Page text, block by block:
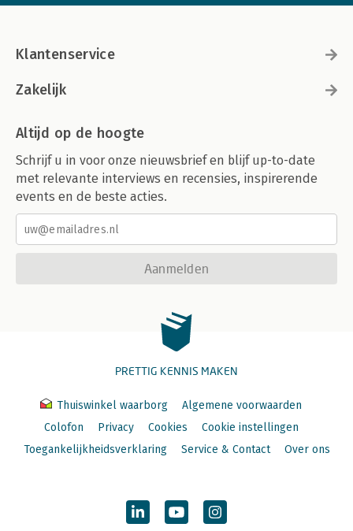
Klantenservice
Zakelijk
Altijd op de hoogte
Schrijf u in voor onze nieuwsbrief en blijf up-to-date
met relevante interviews en recensies, inspirerende
events en de beste acties.
Aanmelden
PRETTIG KENNIS MAKEN
Thuiswinkel waarborg
Algemene voorwaarden
Colofon
Privacy Cookies
Cookie instellingen
Toegankelijkheidsverklaring
Service & Contact Over ons